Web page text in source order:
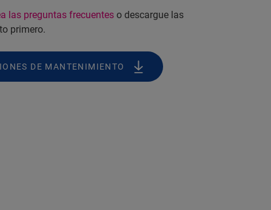
las preguntas frecuentes o descargue las
primero.
DE MANTENIMIENTO